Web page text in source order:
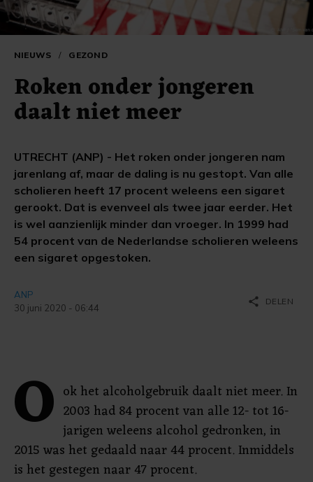
NIEUWS / GEZOND
Roken onder jongeren
daalt niet meer
UTRECHT (ANP) - Het roken onder jongeren nam
jarenlang af, maar de daling is nu gestopt. Van alle
scholieren heeft 17 procent weleens een sigaret
gerookt. Dat is evenveel als twee jaar eerder. Het
is wel aanzienlijk minder dan vroeger. In 1999 had
54 procent van de Nederlandse scholieren weleens
een sigaret opgestoken.
ANP
30 juni 2020 - 06:44
share DELEN
O ok het alcoholgebruik daalt niet meer. In
2003 had 84 procent van alle 12- tot 16-
jarigen weleens alcohol gedronken, in
2015 was het gedaald naar 44 procent. Inmiddels
is het gestegen naar 47 procent.